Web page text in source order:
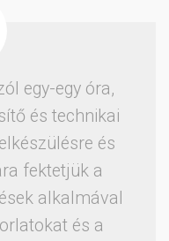
egy-egy óra,
és technikai
és
fektetjük a
alkalmával
és a